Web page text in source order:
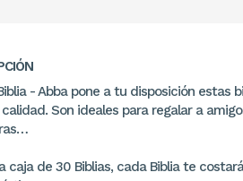
- Abba pone a tu disposición estas
Son ideales para regalar a
caja de 30 Biblias, cada Biblia te